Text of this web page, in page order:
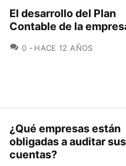
El desarrollo del Plan
Contable de la
0 COMENTARIOS
HACE 12 AÑOS
¿Qué empresas están
obligadas a auditar sus
cuentas?